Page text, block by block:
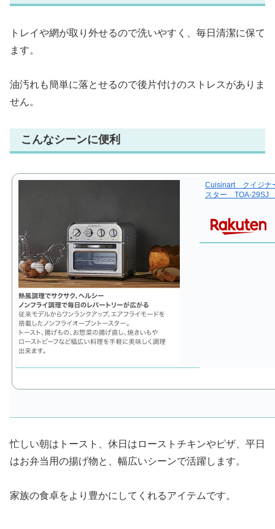
トレイや網が取り外せるので洗いやすく、毎日清潔に保て
ます。
油汚れも簡単に落とせるので後片付けのストレスがありま
せん。
こんなシーンに便利
Cuisinart クイジナ
スター TOA-29SJ
忙しい朝はトースト、休日はローストチキンやピザ、平日
はお弁当用の揚げ物と、幅広いシーンで活躍します。
家族の食卓をより豊かにしてくれるアイテムです。